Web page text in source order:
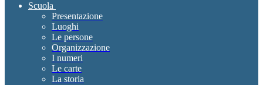
Scuola
Presentazione
Luoghi
Le persone
Organizzazione
I numeri
Le carte
La storia